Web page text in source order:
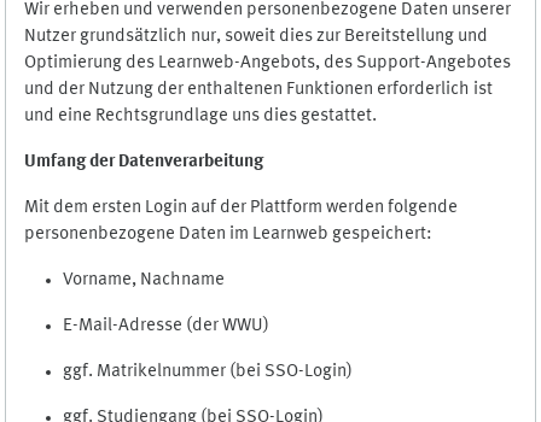
Wir erheben und verwenden personenbezogene Daten unserer
Nutzer grundsätzlich nur, soweit dies zur Bereitstellung und
Optimierung des Learnweb-Angebots, des Support-Angebotes
und der Nutzung der enthaltenen Funktionen erforderlich ist
und eine Rechtsgrundlage uns dies gestattet.
Umfang der Datenverarbeitung
Mit dem ersten Login auf der Plattform werden folgende
personenbezogene Daten im Learnweb gespeichert:
Vorname, Nachname
E-Mail-Adresse (der WWU)
ggf. Matrikelnummer (bei SSO-Login)
ggf. Studiengang (bei SSO-Login)